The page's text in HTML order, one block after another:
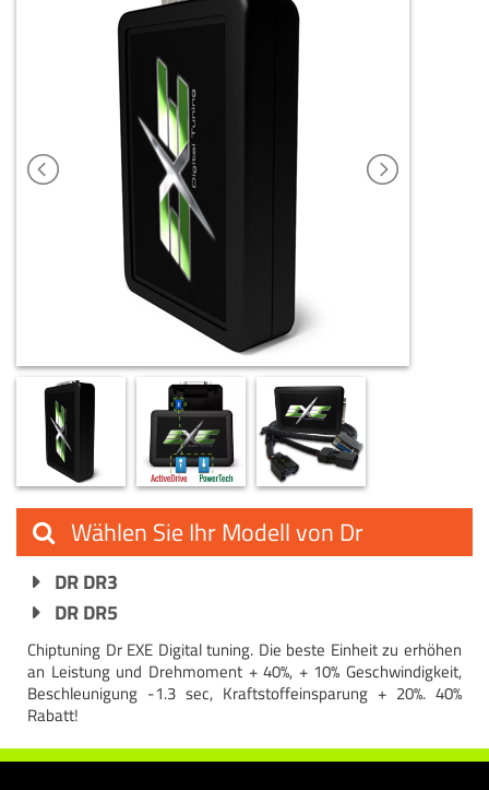
Wählen Sie Ihr Modell von Dr
DR DR3
DR DR5
Chiptuning Dr EXE Digital tuning. Die beste Einheit zu erhöhen
an Leistung und Drehmoment + 40%, + 10% Geschwindigkeit,
Beschleunigung -1.3 sec, Kraftstoffeinsparung + 20%. 40%
Rabatt!